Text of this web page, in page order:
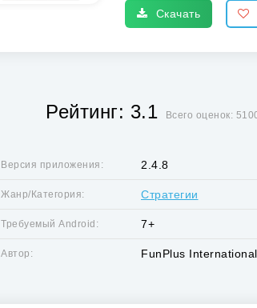
Скачать
Рейтинг: 3.1 Всего оценок:
Версия приложения: 2.4.8
Жанр/Категория: Стратегии
Требуемый Android: 7+
Автор: FunPlus